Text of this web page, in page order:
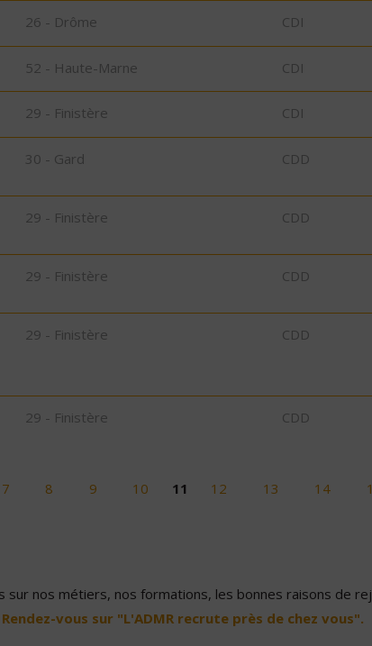
26 - Drôme CDI
52 - Haute-Marne CDI
29 - Finistère CDI
30 - Gard CDD
29 - Finistère CDD
29 - Finistère CDD
29 - Finistère CDD
29 - Finistère CDD
7 8 9 10 11 12 13 14
sur nos métiers, nos formations, les bonnes raisons de
Rendez-vous sur "L'ADMR recrute près de chez vous".